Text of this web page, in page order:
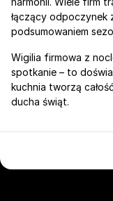
łączący odpoczynek
podsumowaniem
Wigilia firmowa z
spotkanie – to
kuchnia tworzą
ducha świąt.